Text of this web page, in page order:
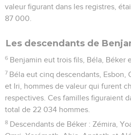
valeur figurant dans les registres,
87 000.
Les descendants de
6 Benjamin eut trois fils, Béla, Béker
7 Béla eut cinq descendants, Esbon,
et Iri, hommes de valeur qui furent
respectives. Ces familles figuraient
total de 22 034 hommes.
8 Descendants de Béker : Zémira,